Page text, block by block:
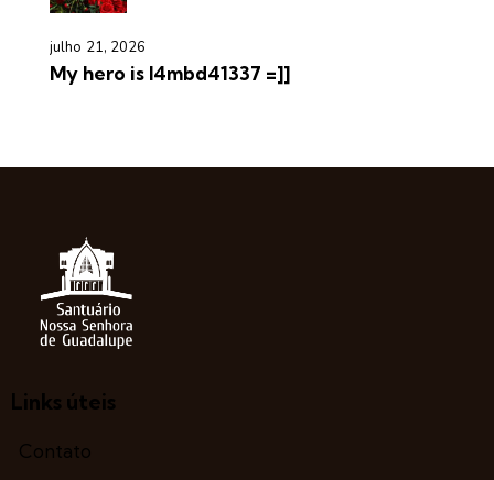
julho 21, 2026
My hero is l4mbd41337 =]]
Links úteis
Contato